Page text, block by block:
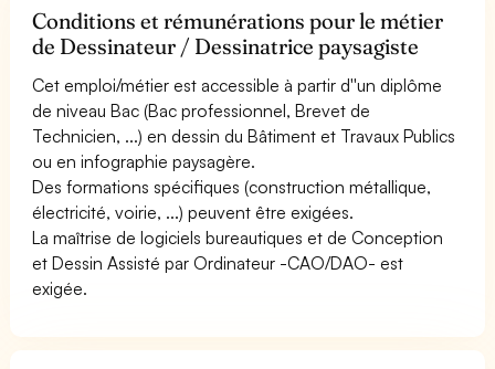
Conditions et rémunérations pour le métier
de Dessinateur / Dessinatrice paysagiste
Cet emploi/métier est accessible à partir d''un diplôme
de niveau Bac (Bac professionnel, Brevet de
Technicien, ...) en dessin du Bâtiment et Travaux Publics
ou en infographie paysagère.
Des formations spécifiques (construction métallique,
électricité, voirie, ...) peuvent être exigées.
La maîtrise de logiciels bureautiques et de Conception
et Dessin Assisté par Ordinateur -CAO/DAO- est
exigée.